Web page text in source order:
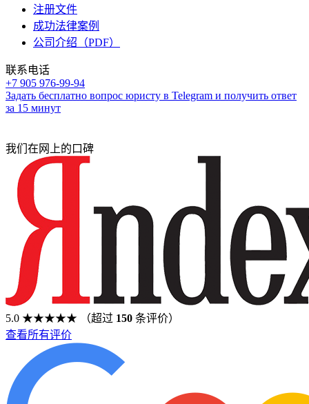
注册文件
成功法律案例
公司介绍（PDF）
联系电话
+7 905 976-99-94
Задать бесплатно вопрос юристу в Telegram и получить ответ
за 15 минут
我们在网上的口碑
5.0 ★★★★★ （超过 150 条评价）
查看所有评价